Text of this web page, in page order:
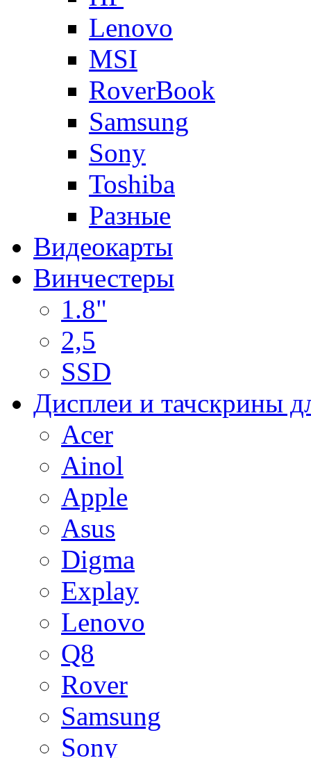
Lenovo
MSI
RoverBook
Samsung
Sony
Toshiba
Разные
Видеокарты
Винчестеры
1.8"
2,5
SSD
Дисплеи и тачскрины
Acer
Ainol
Apple
Asus
Digma
Explay
Lenovo
Q8
Rover
Samsung
Sony